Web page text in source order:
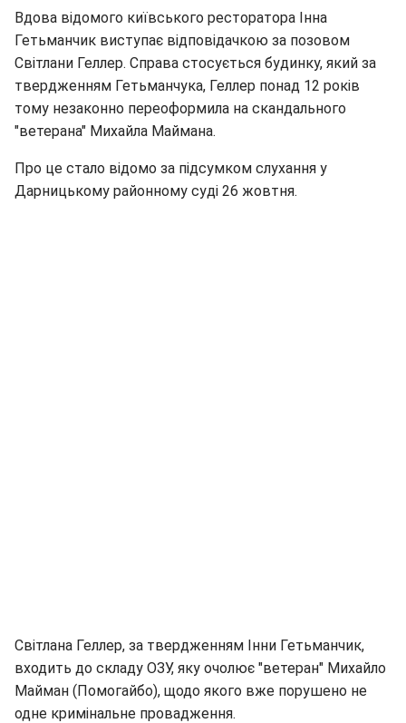
Вдова відомого київського ресторатора Інна
Гетьманчик виступає відповідачкою за позовом
Світлани Геллер. Справа стосується будинку, який за
твердженням Гетьманчука, Геллер понад 12 років
тому незаконно переоформила на скандального
"ветерана" Михайла Маймана.
Про це стало відомо за підсумком слухання у
Дарницькому районному суді 26 жовтня.
Світлана Геллер, за твердженням Інни Гетьманчик,
входить до складу ОЗУ, яку очолює "ветеран" Михайло
Майман (Помогайбо), щодо якого вже порушено не
одне кримінальне провадження.